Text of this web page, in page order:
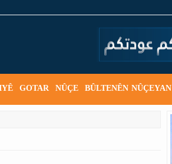
GOTAR NÛÇE BÛLTENÊN NÛÇEYAN